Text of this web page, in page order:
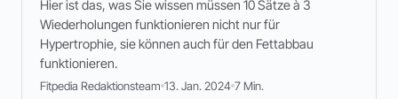
Hier ist das, was Sie wissen müssen 10 Sätze à 3
Wiederholungen funktionieren nicht nur für
Hypertrophie, sie können auch für den Fettabbau
funktionieren.
Fitpedia Redaktionsteam 13. Jan. 2024 7 Min.